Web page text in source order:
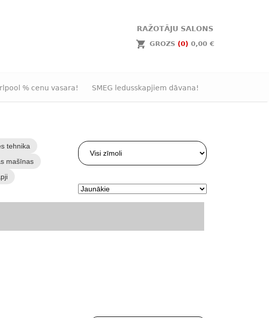
RAŽOTĀJU SALONS
GROZS (0) 0,00 €
% cenu vasara! SMEG ledusskapjiem dāvana!
tehnika
mašīnas